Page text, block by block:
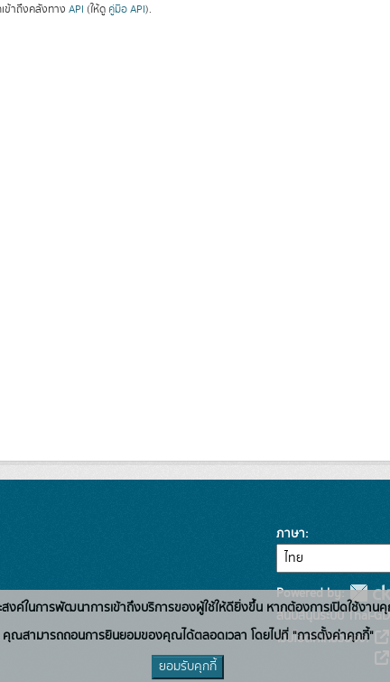
ข้าถึงคลังทาง API (ให้ดู คู่มือ API).
ภาษา
Powered by:
สนับสนุนระบบ Thai-
เว็บไซต์ที่เกี่ยวข้อง:
สงค์ในการพัฒนาการเข้าถึงบริการของผู้ใช้ให้ดียิ่งขึ้น หากต้องการเปิดใช้งา
คุณสามารถถอนการยินยอมของคุณได้ตลอดเวลา โดยไปที่ "การตั้งค่าคุกกี้"
ยอมรับคุกกี้